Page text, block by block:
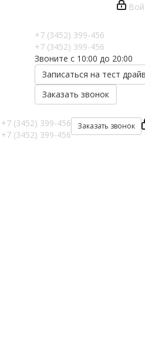
+7 (3452) 399-456
+7 (3452) 399-456
Звоните с 10:00 до 20:00
Записаться на тест
Заказать звонок
Заказать звонок
+7 (3452) 399-456
+7 (3452) 399-456